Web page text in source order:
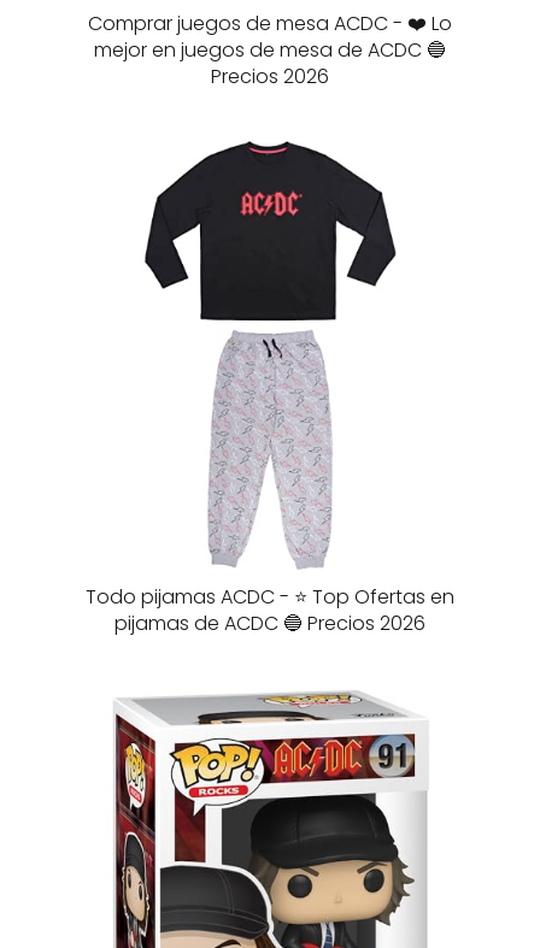
Comprar juegos de mesa ACDC - ❤️ Lo
mejor en juegos de mesa de ACDC 🔵
Precios 2026
Todo pijamas ACDC - ⭐️ Top Ofertas en
pijamas de ACDC 🔵 Precios 2026